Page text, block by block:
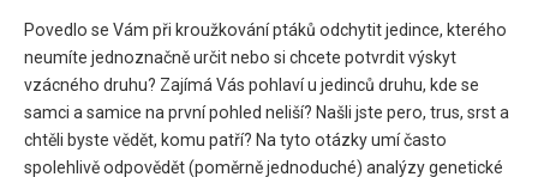
Povedlo se Vám při kroužkování ptáků odchytit jedince, kterého
neumíte jednoznačně určit nebo si chcete potvrdit výskyt
vzácného druhu? Zajímá Vás pohlaví u jedinců druhu, kde se
samci a samice na první pohled neliší? Našli jste pero, trus, srst a
chtěli byste vědět, komu patří? Na tyto otázky umí často
spolehlivě odpovědět (poměrně jednoduché) analýzy genetické